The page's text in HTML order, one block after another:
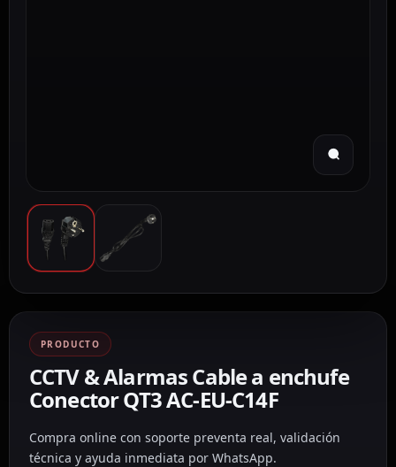
PRODUCTO
CCTV & Alarmas Cable a enchufe
Conector QT3 AC-EU-C14F
Compra online con soporte preventa real, validación
técnica y ayuda inmediata por WhatsApp.